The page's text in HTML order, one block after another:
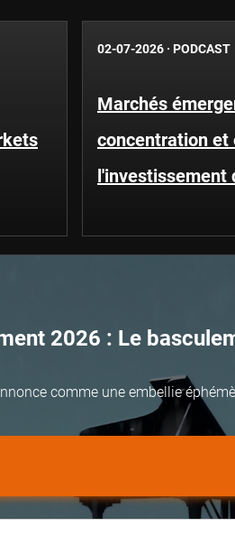
02-07-2026 · PODCAST
Marchés
concentration et
l'investissement
2026 : Le
comme une embellie